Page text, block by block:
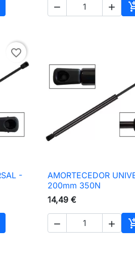
ao carrinho
 
favorite_border
-
ao carrinho
 Vista
AMORTECEDOR
200mm 350N
14,49 €
 